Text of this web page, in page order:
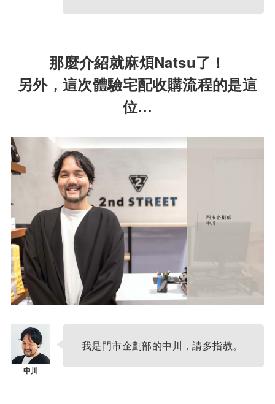
那麼介紹就麻煩Natsu了！
另外，這次體驗宅配收購流程的是這
位…
我是門市企劃部的中川，請多指教。